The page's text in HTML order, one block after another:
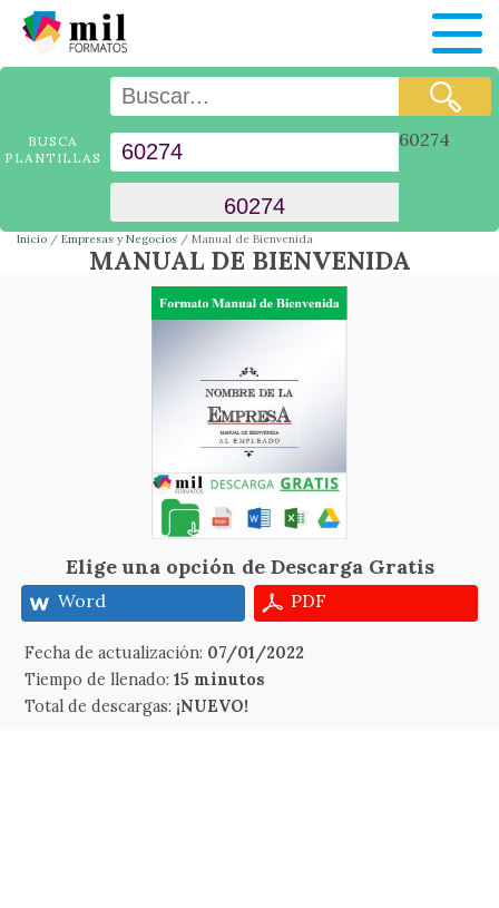
BUSCA
PLANTILLAS
60274
Inicio Empresas y Negocios Manual de Bienvenida
MANUAL DE BIENVENIDA
Elige una opción de Descarga Gratis
Word PDF
Fecha de actualización: 07/01/2022
Tiempo de llenado:15 minutos
Total de descargas: ¡NUEVO!